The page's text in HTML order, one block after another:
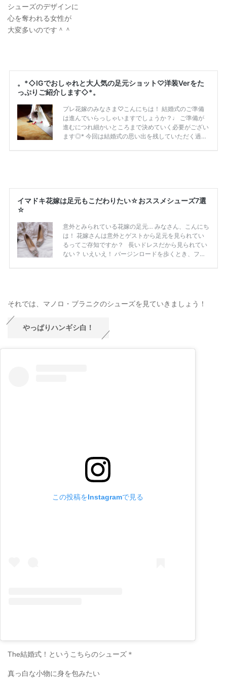
シューズのデザインに
心を奪われる女性が
大変多いのです＾＾
それでは、マノロ・ブラニクのシューズを見ていきましょう！
やっぱりハンギシ白！
この投稿をInstagramで見る
The結婚式！というこちらのシューズ＊
真っ白な小物に身を包みたい